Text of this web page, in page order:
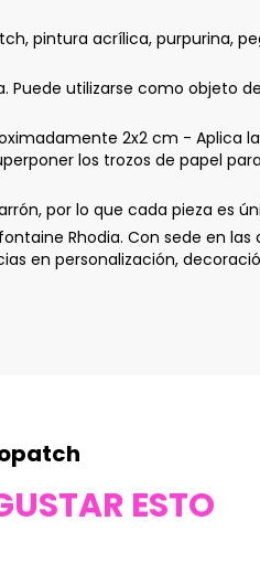
pintura acrílica, purpurina,
Puede utilizarse como objeto
2x2 cm - Aplica
los trozos de papel
por lo que cada pieza es
Rhodia. Con sede en
en personalización,
ESTO